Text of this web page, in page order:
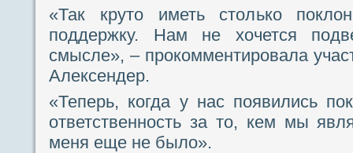
«Так круто иметь столько
поддержку. Нам не хочется
смысле», – прокомментировала
Алексендер.
«Теперь, когда у нас появились
ответственность за то, кем мы
меня еще не было».